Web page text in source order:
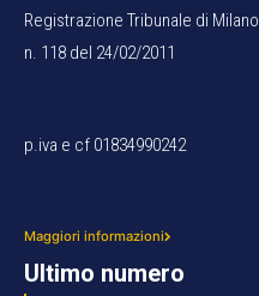
Registrazione Tribunale di Milano
n. 118 del 24/02/2011
p.iva e cf 01834990242
Maggiori informazioni
Ultimo numero